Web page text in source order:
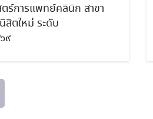
ร์การแพทย์คลินิก สาขา
ตใหม่ ระดับ
๙